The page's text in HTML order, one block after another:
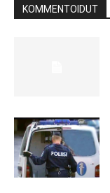
KOMMENTOIDUT